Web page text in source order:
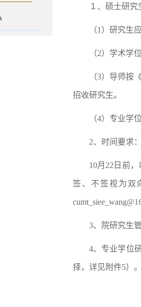
１、硕士研究
（1）研究生
（2）学术学
（3）导师按
招收研究生。
（4）专业学
2、时间要求：
10月22日前
签、不签视为双
3、院研究生
4、专业学位
择，详见附件5）。